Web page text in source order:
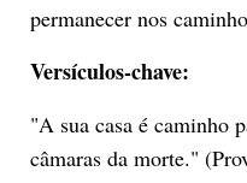
permanecer nos
Versículos-chave:
"A sua casa é caminho
câmaras da morte."